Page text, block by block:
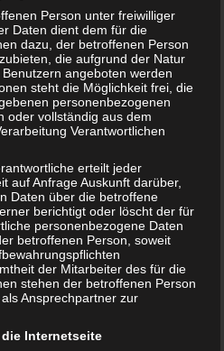
– schädlich?
– lieber die Finger weg?
Person unter freiwilliger
Daten dient dem für die
dazu, der betroffenen Person
die aufgrund der Natur
angeboten werden
steht die Möglichkeit frei, die
personenbezogenen
oder vollständig aus dem
Verantwortlichen
erteilt jeder
auf Anfrage Auskunft darüber,
Daten über die betroffene
berichtigt oder löscht der für
personenbezogene Daten
betroffenen Person, soweit
der Mitarbeiter des für die
stehen der betroffenen Person
Ansprechpartner zur
Internetseite